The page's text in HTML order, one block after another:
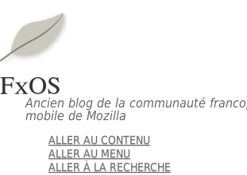
FxOS
Ancien blog de la communauté
mobile de Mozilla
ALLER AU CONTENU
ALLER AU MENU
ALLER À LA RECHERCHE